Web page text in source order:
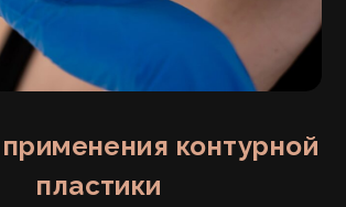
контурной
пластики